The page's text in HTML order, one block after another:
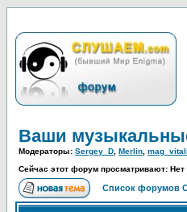
Ваши
Модераторы: Sergey_D Merlin
Сейчас этот форум просматривают: Нет
Список форумов